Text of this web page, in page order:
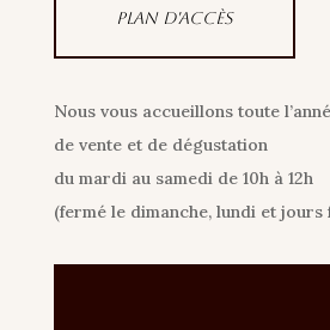
Plan d'accès
Nous vous accueillons toute
de vente et de dégustation
du mardi au samedi de 10h à 12h
(fermé le dimanche, lundi et jours